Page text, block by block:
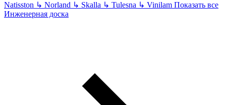
Natisston ↳ Norland ↳ Skalla ↳ Tulesna ↳ Vinilam Показать все
Инженерная доска